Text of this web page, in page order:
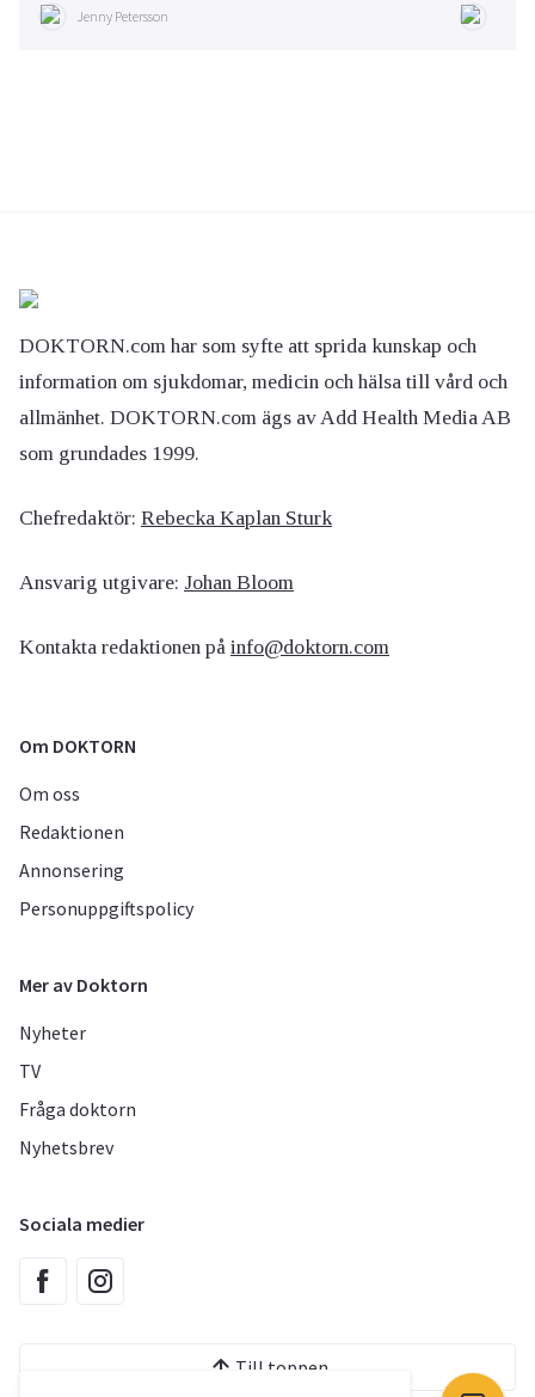
Jenny Petersson
DOKTORN.com har som syfte att sprida kunskap och
information om sjukdomar, medicin och hälsa till vård och
allmänhet. DOKTORN.com ägs av Add Health Media AB
som grundades 1999.
Chefredaktör: Rebecka Kaplan Sturk
Ansvarig utgivare: Johan Bloom
Kontakta redaktionen på info@doktorn.com
Om DOKTORN
Om oss
Redaktionen
Annonsering
Personuppgiftspolicy
Mer av Doktorn
Nyheter
TV
Fråga doktorn
Nyhetsbrev
Sociala medier
Till toppen